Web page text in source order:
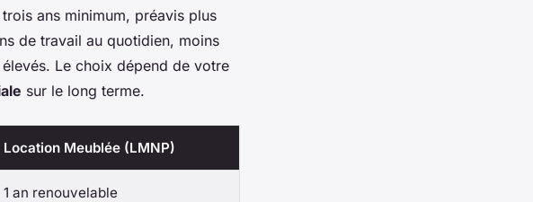
ans minimum, préavis plus
de travail au quotidien, moins
Le choix dépend de votre
sur le long terme.
Location Meublée (LMNP)
1 an renouvelable